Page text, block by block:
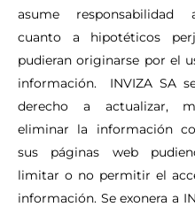
asume responsabilidad
cuanto a hipotéticos
pudieran originarse por el
información. INVIZA SA
derecho a actualizar,
eliminar la información
sus páginas web
limitar o no permitir el
información. Se exonera a